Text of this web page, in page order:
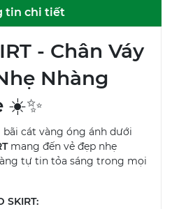
tin chi tiết
- Chân Váy
Nhàng
☀️✨
cát vàng óng ánh dưới
mang đến vẻ đẹp nhẹ
tự tin tỏa sáng trong mọi
SKIRT: